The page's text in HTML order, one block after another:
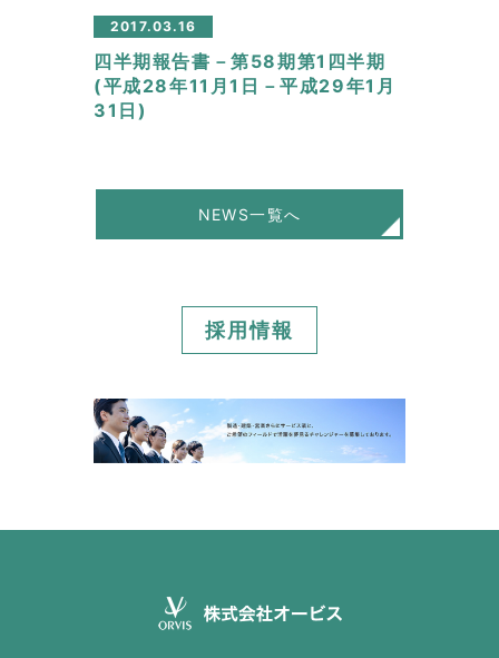
2017.03.16
四半期報告書－第58期第1四半期
(平成28年11月1日－平成29年1月
31日)
NEWS一覧へ
採用情報